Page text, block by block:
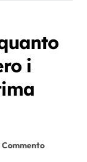
i
Commento